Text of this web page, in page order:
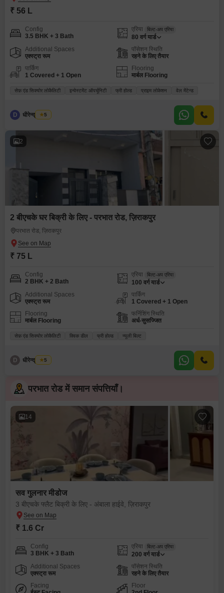
₹ 56 L
Config
3.5 BHK + 3 Bath
एरिया बिल्ट-अप एरिया
80 वर्ग यार्ड
Additional Spaces
एक्स्ट्रा रूम
पॉसेशन स्थिति
रहने के लिए तैयार
पार्किंग
1 Covered + 1 Open
Flooring
मार्बल Flooring
सेफ़ एंड सिक्योर लोकैलिटी इन्वेस्टमेंट ऑपर्चूनिटी फ्री होल्ड प्राइम लोकेशन वेल मेंटेन्ड
D धीरेन्द्र शुक्ला
5
2
2 बीएचके घर बिक्री के लिए - परभात रोड, ज़िराकपुर
परभात रोड, ज़िराकपुर
₹ 75 L
Config
2 BHK + 2 Bath
एरिया बिल्ट-अप एरिया
100 वर्ग यार्ड
Additional Spaces
एक्स्ट्रा रूम
पार्किंग
1 Covered + 1 Open
Flooring
मार्बल Flooring
फर्निशिंग स्थिति
अर्ध-सुसज्जित
सेफ़ एंड सिक्योर लोकैलिटी क्विक डील फ्री होल्ड न्यूली बिल्ट
D धीरेन्द्र शुक्ला
5
परभात रोड में समान संपत्तियाँ।
14
सव गुलनार मीडोज
3 बीएचके फ्लैट बिक्री के लिए - अंबाला हाईवे, ज़िराकपुर
₹ 1.6 Cr
Config
3 BHK + 3 Bath
एरिया बिल्ट-अप एरिया
200 वर्ग यार्ड
Additional Spaces
एक्स्ट्रा रूम
पॉसेशन स्थिति
रहने के लिए तैयार
Facing
Floor